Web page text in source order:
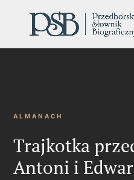
ALMANACH
Trajkotka
Antoni i